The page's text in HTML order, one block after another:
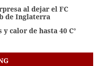
al dejar el FC
de Inglaterra
calor de hasta 40 C°